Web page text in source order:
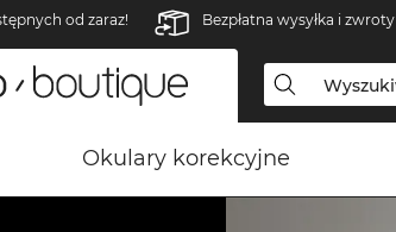
od zaraz! Bezpłatna wysyłka i zwroty
Okulary korekcyjne